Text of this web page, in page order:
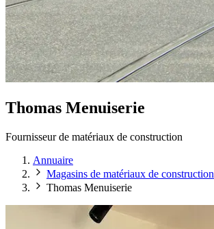
Thomas Menuiserie
Fournisseur de matériaux de construction
Annuaire
Magasins de matériaux de construction
Thomas Menuiserie